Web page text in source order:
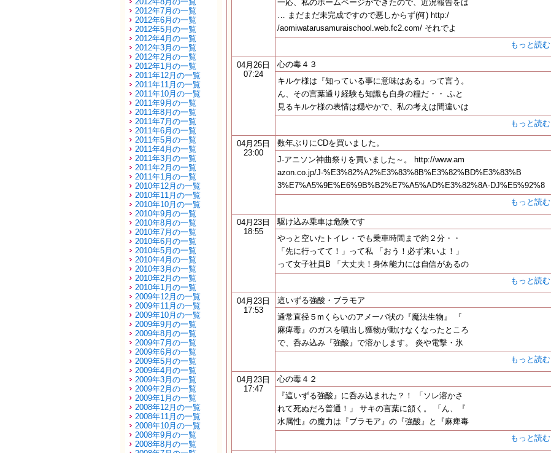
2012年7月の一覧
2012年6月の一覧
2012年5月の一覧
2012年4月の一覧
2012年3月の一覧
2012年2月の一覧
2012年1月の一覧
2011年12月の一覧
2011年11月の一覧
2011年10月の一覧
2011年9月の一覧
2011年8月の一覧
2011年7月の一覧
2011年6月の一覧
2011年5月の一覧
2011年4月の一覧
2011年3月の一覧
2011年2月の一覧
2011年1月の一覧
2010年12月の一覧
2010年11月の一覧
2010年10月の一覧
2010年9月の一覧
2010年8月の一覧
2010年7月の一覧
2010年6月の一覧
2010年5月の一覧
2010年4月の一覧
2010年3月の一覧
2010年2月の一覧
2010年1月の一覧
2009年12月の一覧
2009年11月の一覧
2009年10月の一覧
2009年9月の一覧
2009年8月の一覧
2009年7月の一覧
2009年6月の一覧
2009年5月の一覧
2009年4月の一覧
2009年3月の一覧
2009年2月の一覧
2009年1月の一覧
2008年12月の一覧
2008年11月の一覧
2008年10月の一覧
2008年9月の一覧
2008年8月の一覧
一応、私のホームページができたので、近況報告をば
… まだまだ未完成ですので悪しからず(何) http:/
/aomiwatarusamuraischool.web.fc2.com/ それでよ
もっと読む
04月26日
07:24
心の毒４３
キルケ様は『知っている事に意味はある』って言う。
ん、その言葉通り経験も知識も自身の糧だ・・ ふと
見るキルケ様の表情は穏やかで、私の考えは間違いは
もっと読む
04月25日
23:00
数年ぶりにCDを買いました。
J-アニソン神曲祭りを買いました～。 http://www.am
azon.co.jp/J-%E3%82%A2%E3%83%8B%E3%82%BD%E3%83%B
3%E7%A5%9E%E6%9B%B2%E7%A5%AD%E3%82%8A-DJ%E5%92%8
もっと読む
04月23日
18:55
駆け込み乗車は危険です
やっと空いたトイレ・でも乗車時間まで約２分・・
「先に行ってて！」って私 「おう！必ず来いよ！」
って女子社員B 「大丈夫！身体能力には自信があるの
もっと読む
04月23日
17:53
這いずる強酸・ブラモア
通常直径５mくらいのアメーバ状の『魔法生物』 『
麻痺毒』のガスを噴出し獲物が動けなくなったところ
で、呑み込み『強酸』で溶かします。 炎や電撃・氷
もっと読む
04月23日
17:47
心の毒４２
『這いずる強酸』に呑み込まれた？！ 「ソレ溶かさ
れて死ぬだろ普通！」 サキの言葉に頷く。 「ん、『
水属性』の魔力は『ブラモア』の『強酸』と『麻痺毒
もっと読む